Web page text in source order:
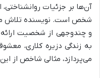
آن‌ها بر جزئیات
شخص است. نویسنده تلاش
و چندوجهی از شخصیت
به زندگی دزیره کلاری،
می‌پردازد، مثالی شاخص از